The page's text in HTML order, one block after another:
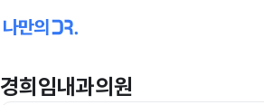
경희임내과의원